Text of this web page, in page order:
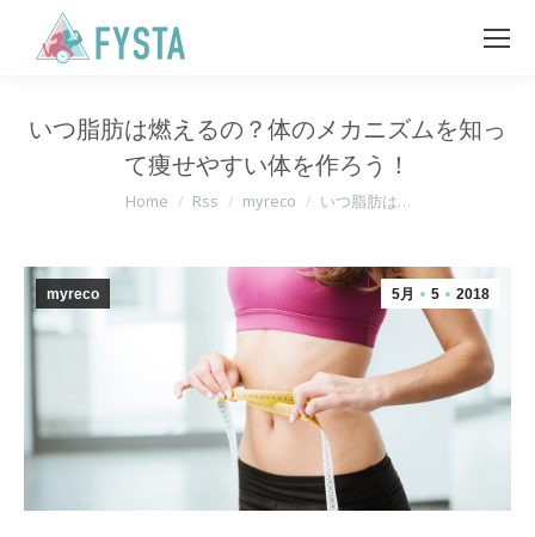
いつ脂肪は燃えるの？体のメカニズムを知っ
て痩せやすい体を作ろう！
You are here:
Home Rss myreco いつ脂肪は…
5月 5 2018
myreco